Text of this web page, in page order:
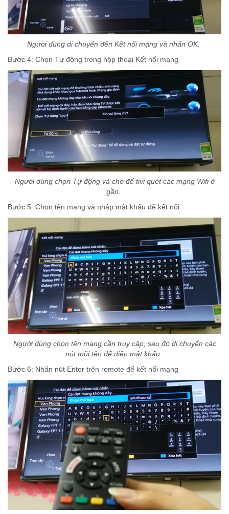
Người dùng di chuyển đến Kết nối mạng và nhấn OK.
Bước 4: Chọn Tự động trong hộp thoại Kết nối mạng
Người dùng chọn Tự động và chờ để tivi quét các mạng Wifi ở
gần.
Bước 5: Chọn tên mạng và nhập mật khẩu để kết nối
Người dùng chọn tên mạng cần truy cập, sau đó di chuyển các
nút mũi tên để điền mật khẩu.
Bước 6: Nhấn nút Enter trên remote để kết nối mạng